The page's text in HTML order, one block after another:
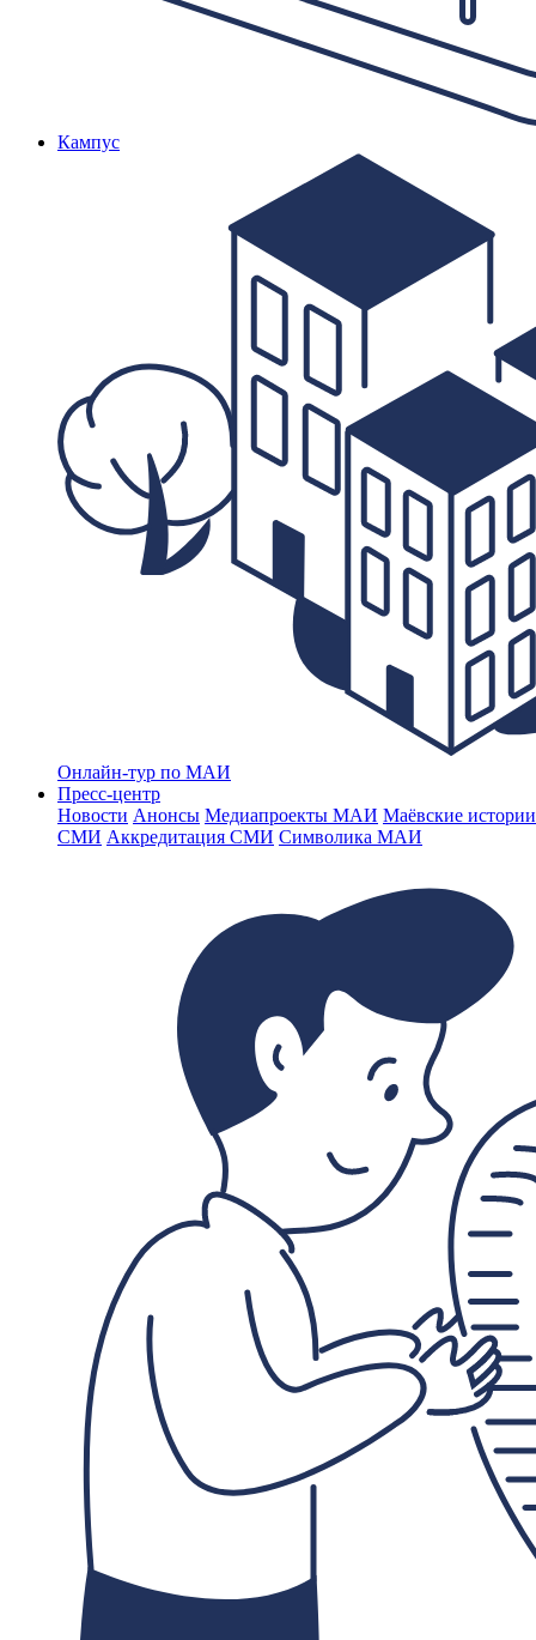
Кампус
Онлайн-тур по МАИ
Пресс-центр
Новости Анонсы Медиапроекты МАИ Маёвские
СМИ Аккредитация СМИ Символика МАИ